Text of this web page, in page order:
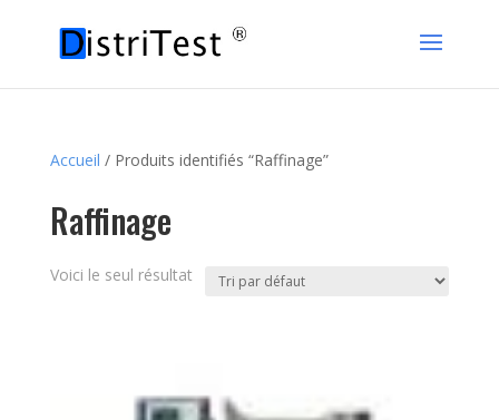
Accueil / Produits identifiés “Raffinage”
Raffinage
Voici le seul résultat